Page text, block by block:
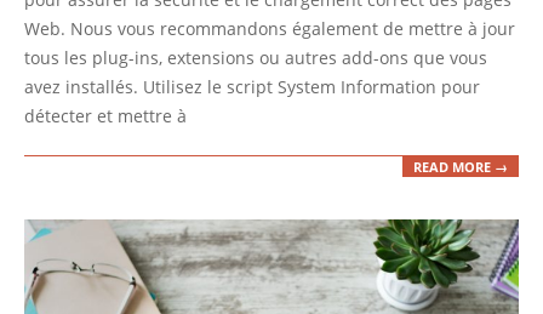
Web. Nous vous recommandons également de mettre à jour
tous les plug-ins, extensions ou autres add-ons que vous
avez installés. Utilisez le script System Information pour
détecter et mettre à
READ MORE →